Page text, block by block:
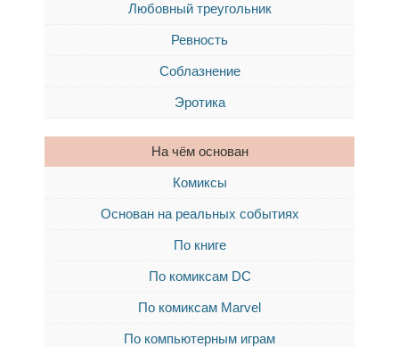
Любовный треугольник
Ревность
Соблазнение
Эротика
На чём основан
Комиксы
Основан на реальных событиях
По книге
По комиксам DC
По комиксам Marvel
По компьютерным играм